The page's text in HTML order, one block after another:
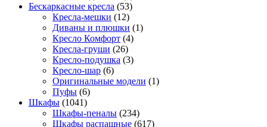
Бескаркасные кресла (53)
Кресла-мешки (12)
Диваны и плюшки (1)
Кресло Комфорт (4)
Кресла-груши (26)
Кресло-подушка (3)
Кресло-шар (6)
Оригинальные модели (1)
Пуфы (6)
Шкафы (1041)
Шкафы-пеналы (234)
Шкафы распашные (617)